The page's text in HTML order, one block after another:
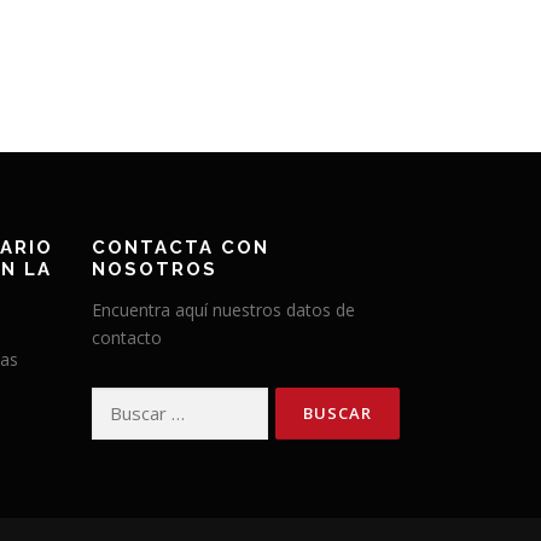
LA
CONTACTA CON
NOSOTROS
Encuentra aquí nuestros datos de
contacto